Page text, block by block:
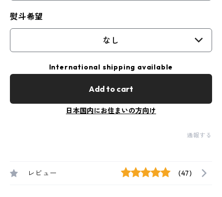
熨斗希望
なし
International shipping available
Add to cart
日本国内にお住まいの方向け
通報する
レビュー (47)